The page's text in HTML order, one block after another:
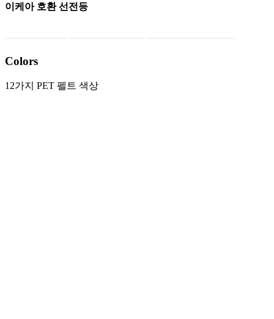
이케아 호환 선전등
Colors
12가지 PET 펠트 색상